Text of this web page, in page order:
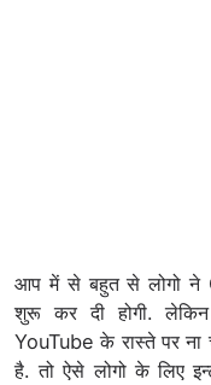
आप में से बहुत से लोगो ने
शुरू कर दी होगी.
YouTube के रास्ते पर
है. तो ऐसे लोगो के लिए